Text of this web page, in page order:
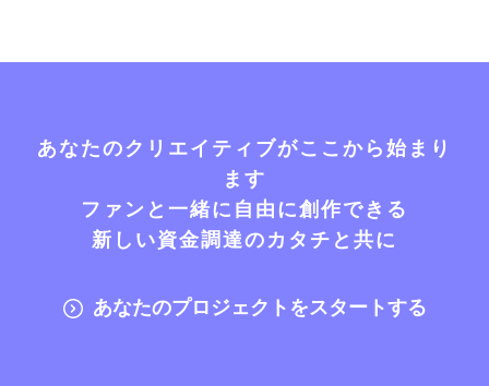
あなたのクリエイティブがここから始まり
ます
ファンと一緒に自由に創作できる
新しい資金調達のカタチと共に
あなたのプロジェクトをスタートする